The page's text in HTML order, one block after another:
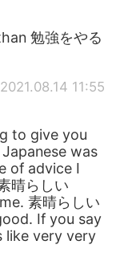
勉強をやる
2021.08.14 11:55
to give you
was
of advice I
晴らしい
素晴らしい
If you say
like very very